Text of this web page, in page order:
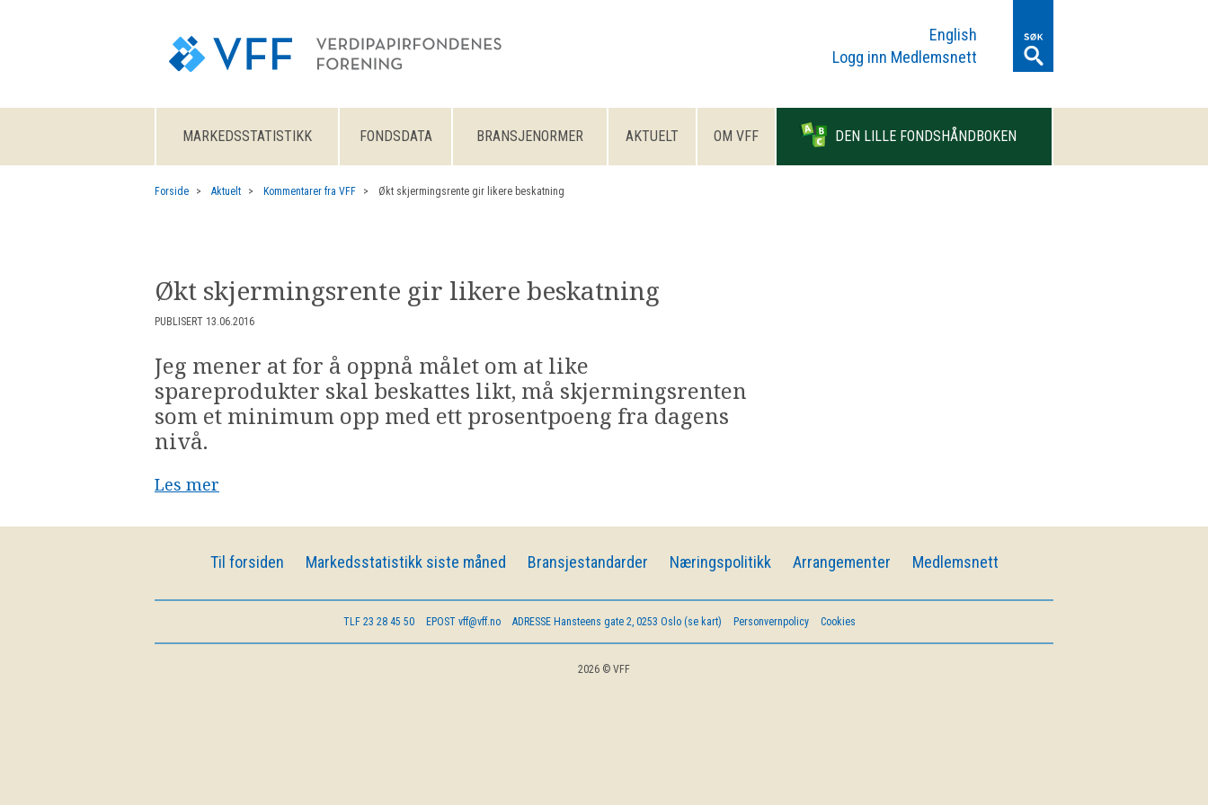
English
Logg inn Medlemsnett
MARKEDSSTATISTIKK FONDSDATA BRANSJENORMER AKTUELT OM VFF DEN LILLE FONDSHÅNDBOKEN
Forside Aktuelt Kommentarer fra VFF Økt skjermingsrente gir likere beskatning
Økt skjermingsrente gir likere beskatning
PUBLISERT 13.06.2016
Jeg mener at for å oppnå målet om at like
spareprodukter skal beskattes likt, må skjermingsrenten
som et minimum opp med ett prosentpoeng fra dagens
nivå.
Les mer
Til forsiden Markedsstatistikk siste måned Bransjestandarder Næringspolitikk Arrangementer Medlemsnett
TLF 23 28 45 50 EPOST vff@vff.no ADRESSE Hansteens gate 2, 0253 Oslo (se kart) Personvernpolicy Cookies
2026 © VFF